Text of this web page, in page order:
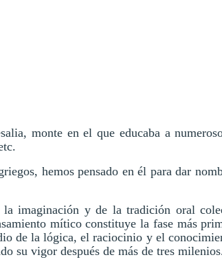
monte en el que educaba a
hemos pensado en él para dar
imaginación y de la tradición oral
mítico constituye la fase más
de la lógica, el raciocinio y el
su vigor después de más de tres